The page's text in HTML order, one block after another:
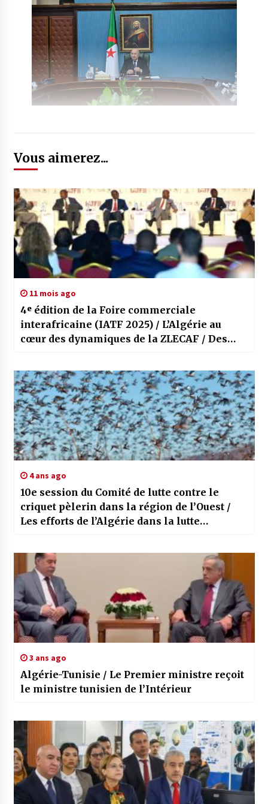
Vous aimerez...
11 mois ago
4ᵉ édition de la Foire commerciale
interafricaine (IATF 2025) / L’Algérie au
cœur des dynamiques de la ZLECAF / Des
commerce intra-africain
4 ans ago
10e session du Comité de lutte contre le
criquet pèlerin dans la région de l’Ouest /
Les efforts de l’Algérie dans la lutte
3 ans ago
Algérie-Tunisie / Le Premier ministre reçoit
le ministre tunisien de l’Intérieur